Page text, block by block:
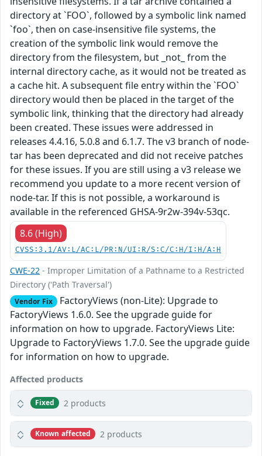
directory at `FOO`, followed by a symbolic link named
`foo`, then on case-insensitive file systems, the
creation of the symbolic link would remove the
directory from the filesystem, but _not_ from the
internal directory cache, as it would not be treated as
a cache hit. A subsequent file entry within the `FOO`
directory would then be placed in the target of the
symbolic link, thinking that the directory had already
been created. These issues were addressed in
releases 4.4.16, 5.0.8 and 6.1.7. The v3 branch of node-
tar has been deprecated and did not receive patches
for these issues. If you are still using a v3 release we
recommend you update to a more recent version of
node-tar. If this is not possible, a workaround is
available in the referenced GHSA-9r2w-394v-53qc.
8.6 (High)
CVSS:3.1/AV:L/AC:L/PR:N/UI:R/S:C/C:H/I:H/A:H
CWE-22 - Improper Limitation of a Pathname to a Restricted
Directory ('Path Traversal')
Vendor Fix FactoryViews (non-Lite): Upgrade to
FactoryViews 1.6.0. See the upgrade guide for
information on how to upgrade. FactoryViews Lite:
Upgrade to FactoryViews 1.7.0. See the upgrade guide
for information on how to upgrade.
Affected products
Fixed 2 products
Known affected 2 products